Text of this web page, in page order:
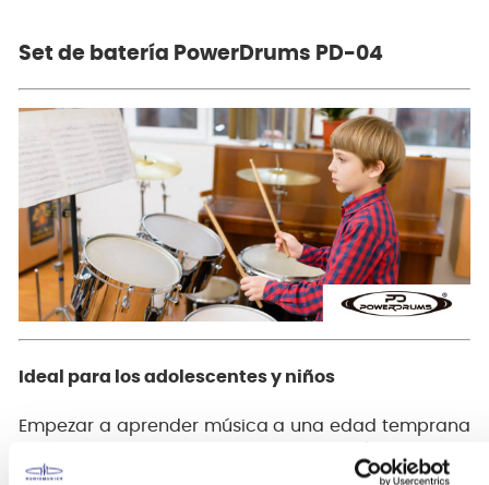
Set de batería PowerDrums PD-04
Ideal para los adolescentes y niños
Empezar a aprender música a una edad temprana
ayudar a desarrollar la coordinación, fomentar el